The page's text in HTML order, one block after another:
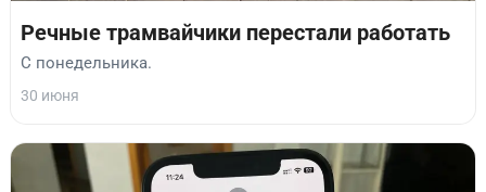
Речные трамвайчики перестали работать
С понедельника.
30 июня